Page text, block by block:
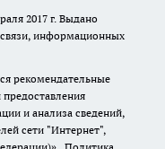
2017 г. Выдано
информационных
рекомендательные
и анализа сведений,
сети "Интернет",